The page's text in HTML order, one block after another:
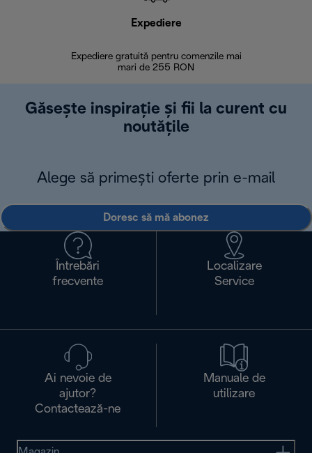
Expediere
Expediere gratuită pentru comenzile mai
mari de 255 RON
Găsește inspirație și fii la curent cu
noutățile
Alege să primești oferte prin e-mail
Doresc să mă abonez
Întrebări
frecvente
Localizare
Service
Ai nevoie de
ajutor?
Contactează-ne
Manuale de
utilizare